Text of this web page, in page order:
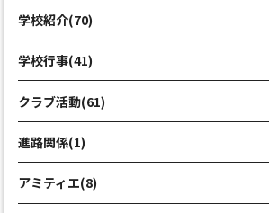
学校紹介(70)
学校行事(41)
クラブ活動(61)
進路関係(1)
アミティエ(8)